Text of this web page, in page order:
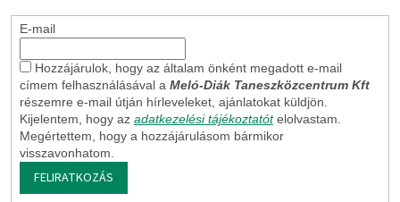
E-mail
Hozzájárulok, hogy az általam önként megadott e-mail
címem felhasználásával a Meló-Diák Taneszközcentrum Kft
részemre e-mail útján hírleveleket, ajánlatokat küldjön.
Kijelentem, hogy az adatkezelési tájékoztatót elolvastam.
Megértettem, hogy a hozzájárulásom bármikor
visszavonhatom.
FELIRATKOZÁS